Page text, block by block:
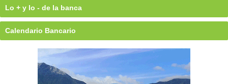
Lo + y lo - de la banca
Calendario Bancario